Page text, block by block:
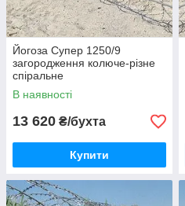
Йогоза Супер 1250/9
загородження колюче-різне
спіральне
В наявності
13 620 ₴/бухта
Купити